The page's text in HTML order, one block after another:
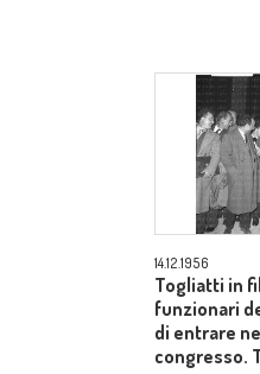
14.12.1956
Togliatti in
funzionari
di entrare
congresso.